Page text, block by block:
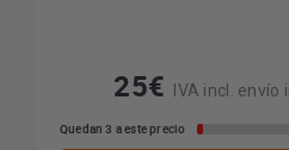
25€ IVA incl. envío
Quedan 3 a este precio